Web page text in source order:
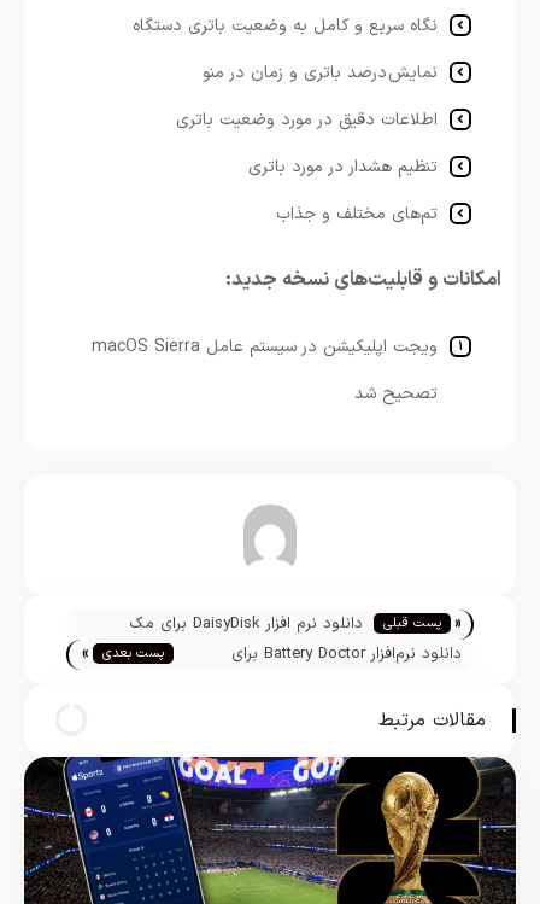
نگاه سریع و کامل به وضعیت باتری دستگاه
نمایشدرصد باتری و زمان در منو
اطلاعات دقیق در مورد وضعیت باتری
تنظیم هشدار در مورد باتری
تم‌های مختلف و جذاب
امکانات و قابلیت‌های نسخه جدید:
ویجت اپلیکیشن در سیستم عامل macOS Sierra
تصحیح شد
تیم تحریریه « پست قبلی
دانلود نرم افزار DaisyDisk برای مک
دانلود نرم‌افزار Battery Doctor برای
پست بعدی »
مقالات مرتبط